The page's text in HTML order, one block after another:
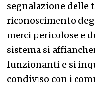
segnalazione delle
riconoscimento
merci pericolose e
sistema si
funzionanti e si
condiviso con i